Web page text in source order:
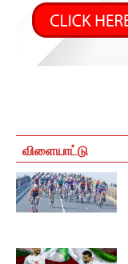
விளையாட்டு